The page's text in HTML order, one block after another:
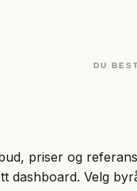
DU
priser og
dashboard. Velg